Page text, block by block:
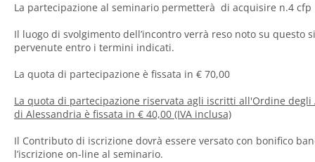
La partecipazione al seminario permetterà di acquisire n.4 cfp
Il luogo di svolgimento dell’incontro verrà reso noto su questo
pervenute entro i termini indicati.
La quota di partecipazione è fissata in € 70,00
La quota di partecipazione riservata agli iscritti all'Ordine degli
di Alessandria è fissata in € 40,00 (IVA inclusa)
Il Contributo di iscrizione dovrà essere versato con bonifico
l’iscrizione on-line al seminario.